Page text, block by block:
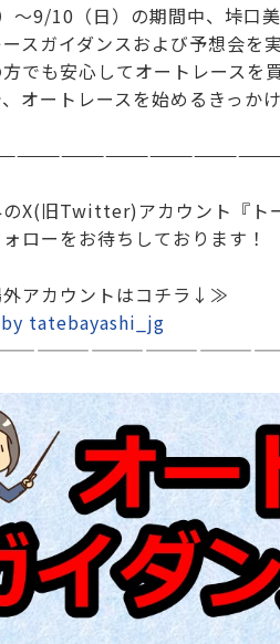
～9/10（日）の期間中、垰口
スガイダンスおよび予想会を
でも安心してオートレースを
オートレースを始めるきっか
X(旧Twitter)アカウント『ト
ローをお待ちしております！
アカウントはコチラ↓≫
tatebayashi_jg